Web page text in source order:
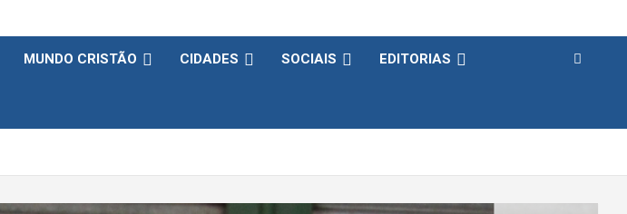
MUNDO CRISTÃO CIDADES SOCIAIS EDITORIAS